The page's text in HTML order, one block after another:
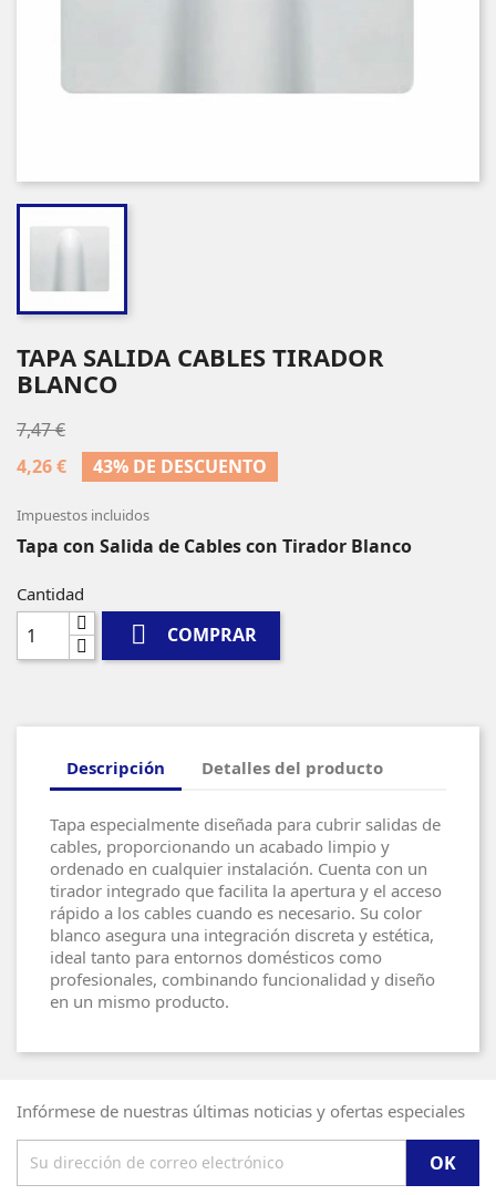
TAPA SALIDA CABLES TIRADOR
BLANCO
7,47 €
4,26 €
43% DE DESCUENTO
Impuestos incluidos
Tapa con Salida de Cables con Tirador Blanco
Cantidad
 COMPRAR
Descripción Detalles del producto
Tapa especialmente diseñada para cubrir salidas de
cables, proporcionando un acabado limpio y
ordenado en cualquier instalación. Cuenta con un
tirador integrado que facilita la apertura y el acceso
rápido a los cables cuando es necesario. Su color
blanco asegura una integración discreta y estética,
ideal tanto para entornos domésticos como
profesionales, combinando funcionalidad y diseño
en un mismo producto.
Infórmese de nuestras últimas noticias y ofertas especiales